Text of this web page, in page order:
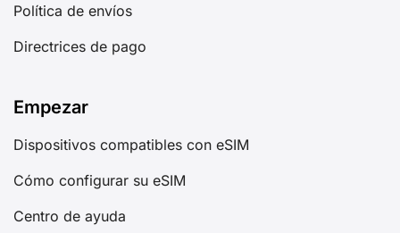
Política de envíos
Directrices de pago
Empezar
Dispositivos compatibles con eSIM
Cómo configurar su eSIM
Centro de ayuda